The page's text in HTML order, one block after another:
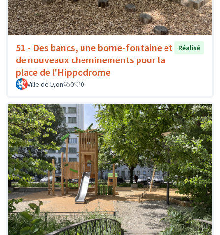
51 - Des bancs, une borne-fontaine et
de nouveaux cheminements pour la
place de l'Hippodrome
Réalisé
Ville de Lyon 0 0